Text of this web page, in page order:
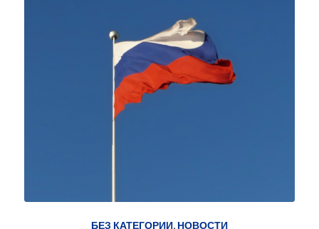
БЕЗ КАТЕГОРИИ, НОВОСТИ